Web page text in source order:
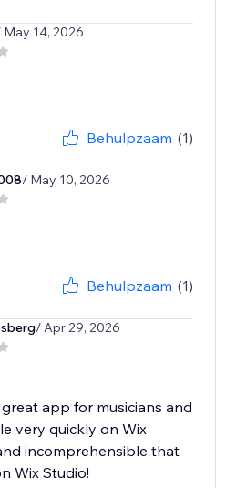
May 14, 2026
Behulpzaam (1)
/ May 10, 2026
Behulpzaam (1)
/ Apr 29, 2026
app for musicians and
very quickly on Wix
incomprehensible that
Wix Studio!